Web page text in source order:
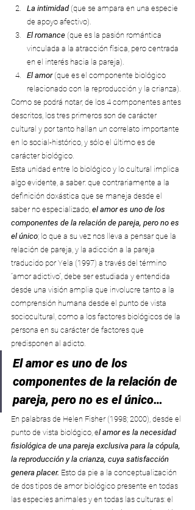
La intimidad (que se ampara en una especie
de apoyo afectivo).
El romance (que es la pasión romántica
vinculada a la atracción física, pero centrada
en el interés hacia la pareja).
El amor (que es el componente biológico
relacionado con la reproducción y la crianza).
Como se podrá notar, de los 4 componentes antes
descritos, los tres primeros son de carácter
cultural y por tanto hallan un correlato importante
en lo social-histórico, y sólo el último es de
carácter biológico.
Esta unidad entre lo biológico y lo cultural implica
algo evidente, a saber: que contrariamente a la
definición doxástica que se maneja desde el
saber no especializado, el amor es uno de los
componentes de la relación de pareja, pero no es
el único; lo que a su vez nos lleva a pensar que la
relación de pareja, y la adicción a la pareja
traducido por Yela (1997) a través del término
“amor adictivo”, debe ser estudiada y entendida
desde una visión amplia que involucre tanto a la
comprensión humana desde el punto de vista
sociocultural, como a los factores biológicos de la
persona en su carácter de factores que
predisponen al adicto.
El amor es uno de los
componentes de la relación de
pareja, pero no es el único…
En palabras de Helen Fisher (1998; 2000), desde el
punto de vista biológico, el amor es la necesidad
fisiológica de una pareja exclusiva para la cópula,
la reproducción y la crianza, cuya satisfacción
genera placer. Esto da pie a la conceptualización
de dos tipos de amor biológico presente en todas
las especies animales y en todas las culturas: el